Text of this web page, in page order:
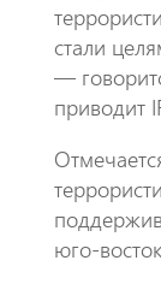
стали
—
приводит
юго-